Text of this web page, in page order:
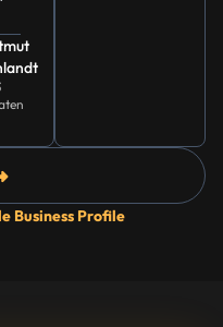
Business Profile